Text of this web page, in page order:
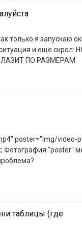
и еще скрол: НО КОГДА Я
ПО РАЗМЕРАМ
видео ОДИНАКОВЫ В чем проблема?
таблицы (где